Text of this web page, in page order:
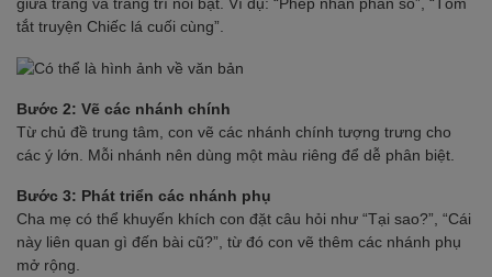
tắt truyện Chiếc lá cuối cùng”.
Bước 2: Vẽ các nhánh chính
Từ chủ đề trung tâm, con vẽ các nhánh chính tượng trưng cho
các ý lớn. Mỗi nhánh nên dùng một màu riêng để dễ phân biệt.
Bước 3: Phát triển các nhánh phụ
Cha mẹ có thể khuyến khích con đặt câu hỏi như “Tại sao?”, “Cái
này liên quan gì đến bài cũ?”, từ đó con vẽ thêm các nhánh phụ
mở rộng.